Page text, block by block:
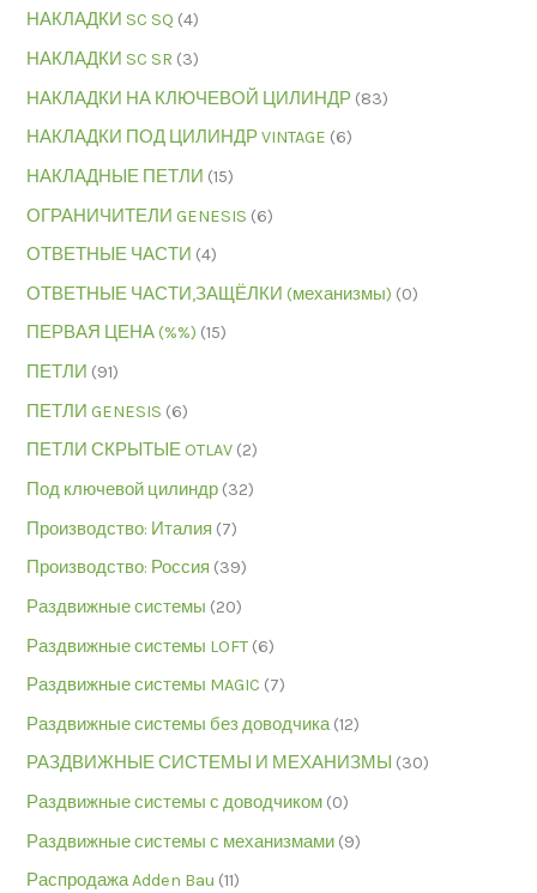
НАКЛАДКИ SC SQ (4)
НАКЛАДКИ SC SR (3)
НАКЛАДКИ НА КЛЮЧЕВОЙ ЦИЛИНДР (83)
НАКЛАДКИ ПОД ЦИЛИНДР VINTAGE (6)
НАКЛАДНЫЕ ПЕТЛИ (15)
ОГРАНИЧИТЕЛИ GENESIS (6)
ОТВЕТНЫЕ ЧАСТИ (4)
ОТВЕТНЫЕ ЧАСТИ,ЗАЩЁЛКИ (механизмы) (0)
ПЕРВАЯ ЦЕНА (%%) (15)
ПЕТЛИ (91)
ПЕТЛИ GENESIS (6)
ПЕТЛИ СКРЫТЫЕ OTLAV (2)
Под ключевой цилиндр (32)
Производство: Италия (7)
Производство: Россия (39)
Раздвижные системы (20)
Раздвижные системы LOFT (6)
Раздвижные системы MAGIC (7)
Раздвижные системы без доводчика (12)
РАЗДВИЖНЫЕ СИСТЕМЫ И МЕХАНИЗМЫ (30)
Раздвижные системы с доводчиком (0)
Раздвижные системы с механизмами (9)
Распродажа Adden Bau (11)